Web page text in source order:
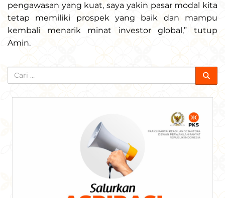
pengawasan yang kuat, saya yakin pasar modal kita
tetap memiliki prospek yang baik dan mampu
kembali menarik minat investor global,” tutup
Amin.